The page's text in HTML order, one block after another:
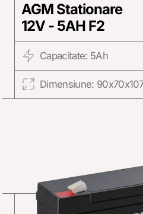
AGM Stationare
12V - 5AH F2
Capacitate: 5Ah
Dimensiune: